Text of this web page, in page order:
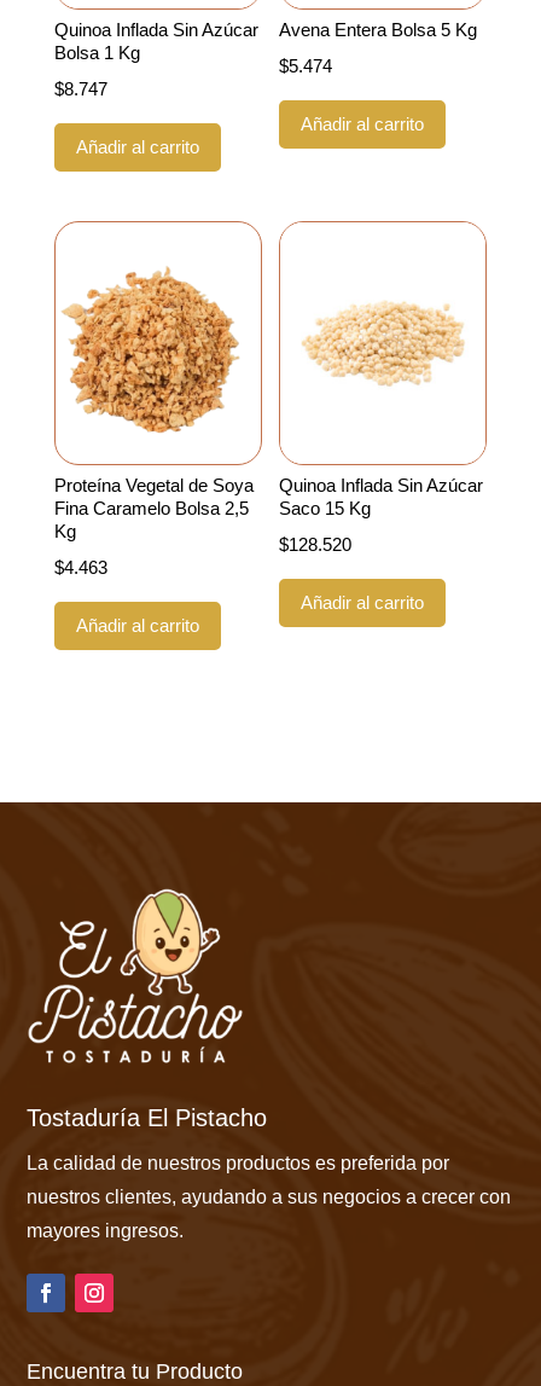
Quinoa Inflada Sin Azúcar
Bolsa 1 Kg
$8.747
Añadir al carrito
Avena Entera Bolsa 5 Kg
$5.474
Añadir al carrito
Proteína Vegetal de Soya
Fina Caramelo Bolsa 2,5
Kg
$4.463
Añadir al carrito
Quinoa Inflada Sin Azúcar
Saco 15 Kg
$128.520
Añadir al carrito
Tostaduría El Pistacho
La calidad de nuestros productos es preferida por
nuestros clientes, ayudando a sus negocios a crecer con
mayores ingresos.
Encuentra tu Producto